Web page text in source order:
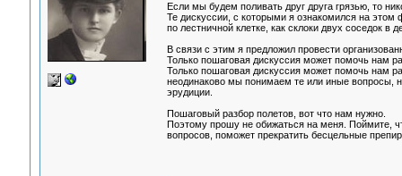
Если мы будем поливать друг друга грязью, то
Те дискуссии, с которыми я ознакомился на этом
по лестничной клетке, как склоки двух соседок в
В связи с этим я предложил провести
Только пошаговая дискуссия может помочь нам
Только пошаговая дискуссия может помочь нам
неодинаково мы понимаем те или иные вопросы,
эрудиции.
Пошаговый разбор полетов, вот что нам нужно.
Поэтому прошу не обижаться на меня. Поймите,
вопросов, поможет прекратить бесцельные